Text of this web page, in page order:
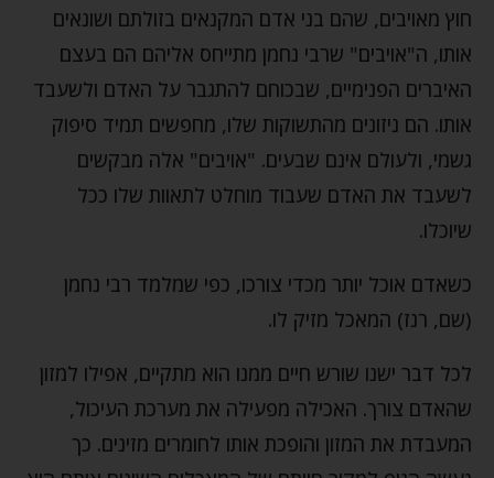
חוץ מאויבים, שהם בני אדם המקנאים בזולתם ושונאים
אותו, ה"אויבים" שרבי נחמן מתייחס אליהם הם בעצם
האיברים הפנימיים, שבכוחם להתגבר על האדם ולשעבד
אותו. הם ניזונים מהתשוקות שלו, מחפשים תמיד סיפוק
גשמי, ולעולם אינם שבעים. "אויבים" אלה מבקשים
לשעבד את האדם שעבוד מוחלט לתאוות שלו ככל
שיוכלו.
כשאדם אוכל יותר מכדי צורכו, כפי שמלמד רבי נחמן
(שם, רנז) המאכל מזיק לו.
לכל דבר ישנו שורש חיים ממנו הוא מתקיים, אפילו למזון
שהאדם צורך. האכילה מפעילה את מערכת העיכול,
המעבדת את המזון והופכת אותו לחומרים מזינים. כך